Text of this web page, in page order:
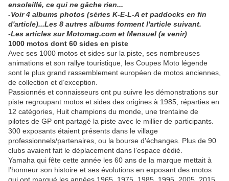
ensoleillé, ce qui ne gâche rien...
-Voir 4 albums photos (séries K-E-L-A et paddocks en fin
d'article)...Les 8 autres albums forment l'article suivant.
-Les articles sur Motomag.com et Mensuel (a venir)
1000 motos dont 60 sides en piste
Avec ses 1000 motos et sides sur la piste, ses nombreuses
animations et son rallye touristique, les Coupes Moto légende
sont le plus grand rassemblement européen de motos anciennes,
de collection et d’exception.
Passionnés et connaisseurs ont pu suivre les démonstrations sur
piste regroupant motos et sides des origines à 1985, réparties en
12 catégories, Huit champions du monde, une trentaine de
pilotes de GP ont partagé la piste avec le millier de participants.
300 exposants étaient présents dans le village
professionnels/partenaires, ou la bourse d’échanges. Plus de 90
clubs avaient fait le déplacement dans l’espace dédié.
Yamaha qui fête cette année les 60 ans de la marque mettait à
l’honneur son histoire et ses évolutions en exposant des motos